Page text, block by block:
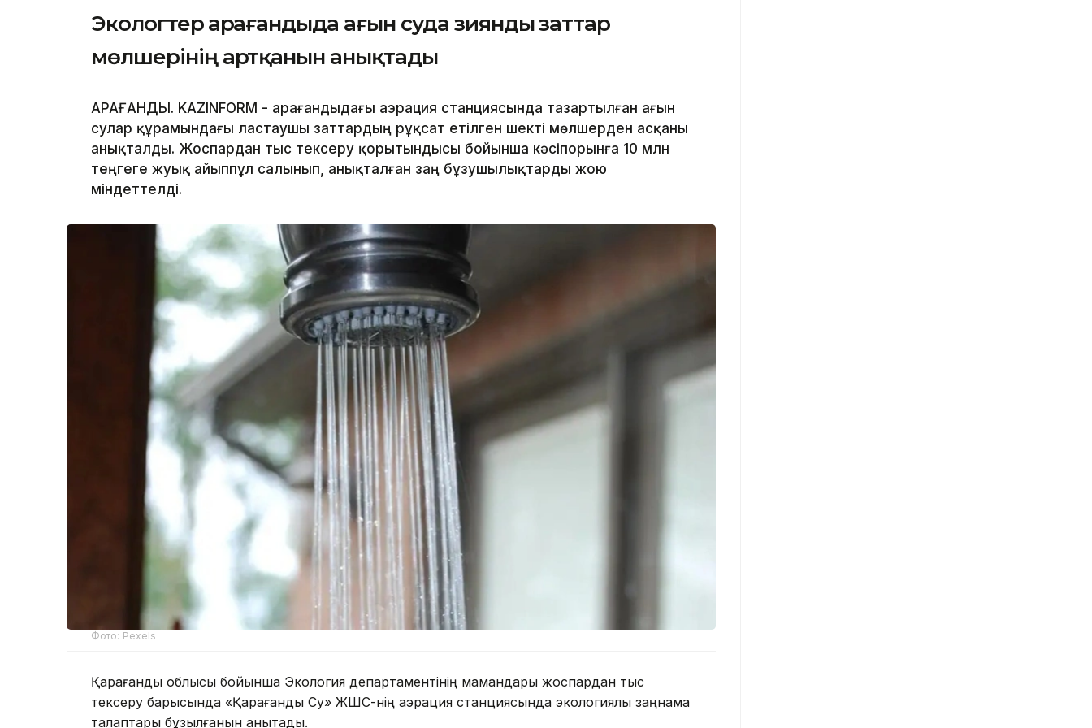
Экологтер Қарағандыда ағын суда зиянды заттар
мөлшерінің артқанын анықтады
ҚАРАҒАНДЫ. KAZINFORM - Қарағандыдағы аэрация станциясында тазартылған ағын
сулар құрамындағы ластаушы заттардың рұқсат етілген шекті мөлшерден асқаны
анықталды. Жоспардан тыс тексеру қорытындысы бойынша кәсіпорынға 10 млн
теңгеге жуық айыппұл салынып, анықталған заң бұзушылықтарды жою
міндеттелді.
Фото: Pexels
Қарағанды облысы бойынша Экология департаментінің мамандары жоспардан тыс
тексеру барысында «Қарағанды Су» ЖШС-нің аэрация станциясында экологиялық заңнама
талаптары бұзылғанын анықтады.